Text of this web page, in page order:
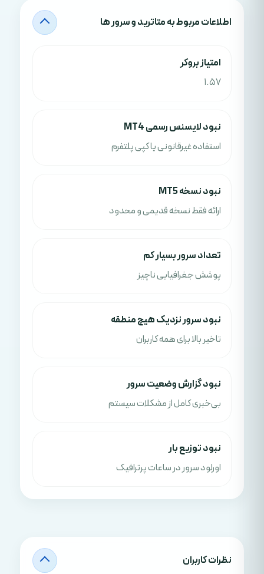
اطلاعات مربوط به متاترید و سرور ها
امتياز بروکر
1.57
نبود لایسنس رسمی MT4
استفاده غیرقانونی یا کپی پلتفرم
نبود نسخه MT5
ارائه فقط نسخه قدیمی و محدود
تعداد سرور بسیار کم
پوشش جغرافیایی ناچیز
نبود سرور نزدیک هیچ منطقه
تاخیر بالا برای همه کاربران
نبود گزارش وضعیت سرور
بی‌خبری کامل از مشکلات سیستم
نبود توزیع بار
اورلود سرور در ساعات پرترافیک
نظرات کاربران